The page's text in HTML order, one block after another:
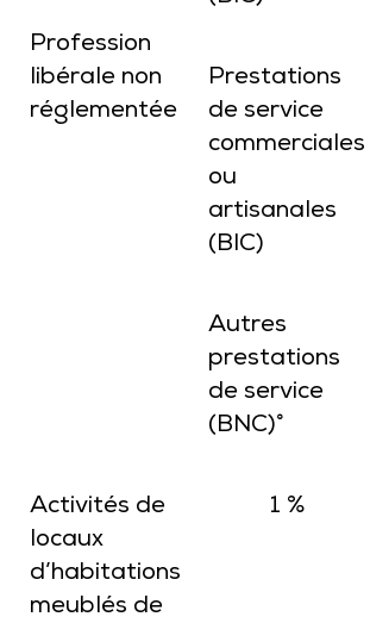
Profession
libérale non
réglementée
Prestations
de service
commerciales
ou
artisanales
(BIC)
Autres
prestations
de service
(BNC)°
Activités de
locaux
d’habitations
meublés de
1 %